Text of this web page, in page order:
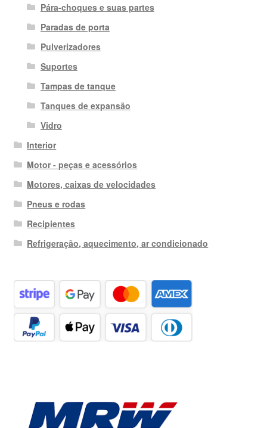
Pára-choques e suas partes
Paradas de porta
Pulverizadores
Suportes
Tampas de tanque
Tanques de expansão
Vidro
Interior
Motor - peças e acessórios
Motores, caixas de velocidades
Pneus e rodas
Recipientes
Refrigeração, aquecimento, ar condicionado